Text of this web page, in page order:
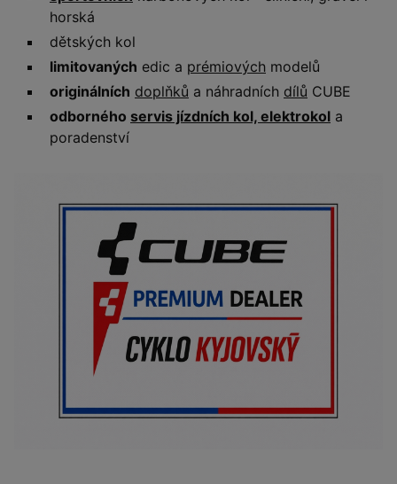
horská
dětských kol
limitovaných edic a prémiových modelů
originálních doplňků a náhradních dílů CUBE
odborného servis jízdních kol, elektrokol a
poradenství